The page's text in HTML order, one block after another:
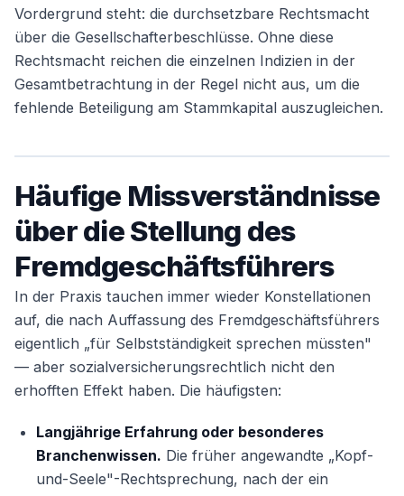
Vordergrund steht: die durchsetzbare Rechtsmacht
über die Gesellschafterbeschlüsse. Ohne diese
Rechtsmacht reichen die einzelnen Indizien in der
Gesamtbetrachtung in der Regel nicht aus, um die
fehlende Beteiligung am Stammkapital auszugleichen.
Häufige Missverständnisse
über die Stellung des
Fremdgeschäftsführers
In der Praxis tauchen immer wieder Konstellationen
auf, die nach Auffassung des Fremdgeschäftsführers
eigentlich „für Selbstständigkeit sprechen müssten"
— aber sozialversicherungsrechtlich nicht den
erhofften Effekt haben. Die häufigsten:
Langjährige Erfahrung oder besonderes
Branchenwissen. Die früher angewandte „Kopf-
und-Seele"-Rechtsprechung, nach der ein